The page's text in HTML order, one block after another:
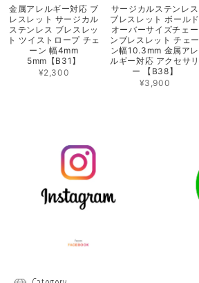
金属アレルギー対応 ブ
レスレット サージカル
ステンレス ブレスレッ
ト ツイストロープ チェ
ーン 幅4mm
5mm【B31】
¥2,300
サージカルステンレス
ブレスレット ボールド
オーバーサイズチェー
ンブレスレット チェー
ン幅10.3mm 金属アレ
ルギー対応 アクセサリ
ー 【B38】
¥3,900